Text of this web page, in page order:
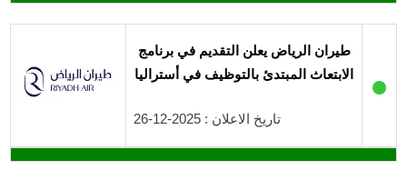
●
طيران الرياض يعلن التقديم في برنامج
الابتعاث المبتدئ بالتوظيف في أستراليا
تاريخ الاعلان : 2025-12-26